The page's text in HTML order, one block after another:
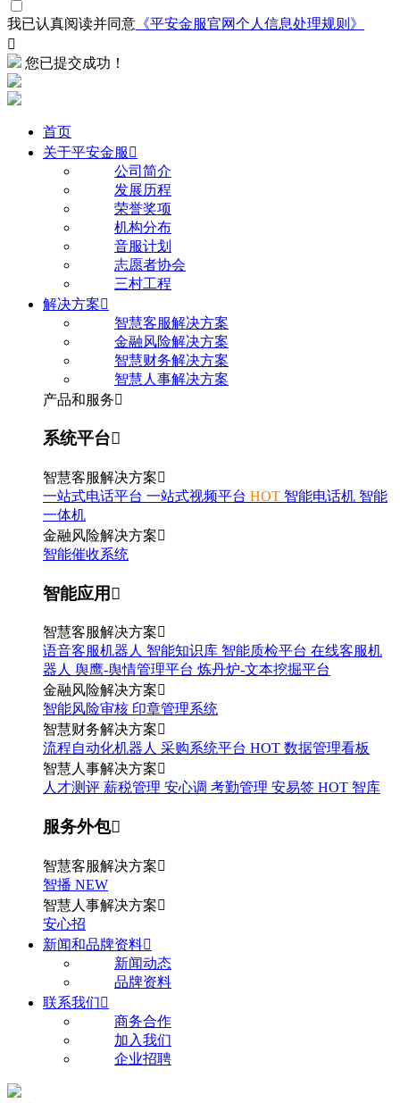
我已认真阅读并同意 《平安金服官网个人信息处理规则》

您已提交成功！
首页
关于平安金服 
公司简介
发展历程
荣誉奖项
机构分布
音服计划
志愿者协会
三村工程
解决方案
智慧客服解决方案
金融风险解决方案
智慧财务解决方案
智慧人事解决方案
产品和服务
系统平台
智慧客服解决方案
一站式电话平台 一站式视频平台 HOT 智能电话机 智能
一体机
金融风险解决方案
智能催收系统
智能应用
智慧客服解决方案
语音客服机器人 智能知识库 智能质检平台 在线客服机
器人 舆鹰-舆情管理平台 炼丹炉-文本挖掘平台
金融风险解决方案
智能风险审核 印章管理系统
智慧财务解决方案
流程自动化机器人 采购系统平台 HOT 数据管理看板
智慧人事解决方案
人才测评 薪税管理 安心调 考勤管理 安易签 HOT 智库
服务外包
智慧客服解决方案
智播 NEW
智慧人事解决方案
安心招
新闻和品牌资料
新闻动态
品牌资料
联系我们
商务合作
加入我们
企业招聘